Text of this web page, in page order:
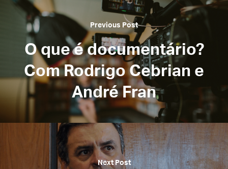
Previous Post
O que é documentário?
Com Rodrigo Cebrian e
André Fran
Next Post